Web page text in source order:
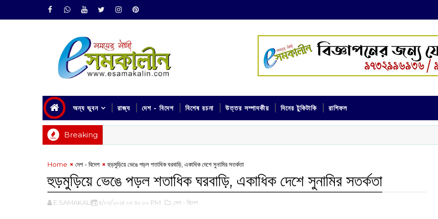
অন্য ভুবন রাজ্য দেশ - বিদেশ বিশেষ রচনা উত্তর সম্পাদকীয় দিনের টুকিটাকি রাশিফল
Breaking
Home দেশ - বিদেশ হুড়মুড়িয়ে ভেঙে পড়ল শতাধিক ঘরবাড়ি, একাধিক দেশে সুনামির সতর্কতা
হুড়মুড়িয়ে ভেঙে পড়ল শতাধিক ঘরবাড়ি, একাধিক দেশে সুনামির সতর্কতা
E SAMAKALIN ৪/০৩/২০২৪ ০৫:৪০:০০ PM ,দেশ - বিদেশ